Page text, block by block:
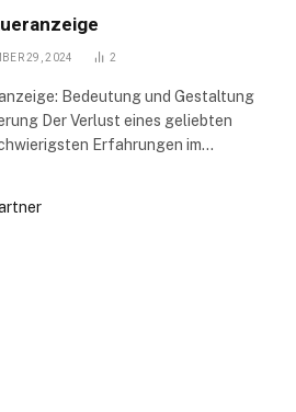
29, 2024 2
Bedeutung und Gestaltung
Der Verlust eines geliebten
Erfahrungen im…